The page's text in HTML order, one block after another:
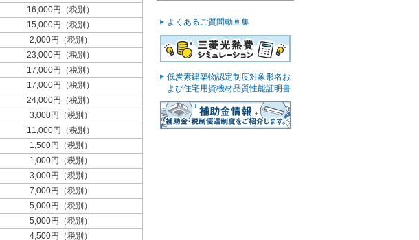
16,000円（税別）
15,000円（税別）
2,000円（税別）
23,000円（税別）
17,000円（税別）
17,000円（税別）
24,000円（税別）
3,000円（税別）
11,000円（税別）
1,500円（税別）
1,000円（税別）
3,000円（税別）
7,000円（税別）
5,000円（税別）
5,000円（税別）
4,500円（税別）
よくあるご質問動画集
低炭素建築物認定制度対象形名お
よび住宅用資機材品質性能証明書